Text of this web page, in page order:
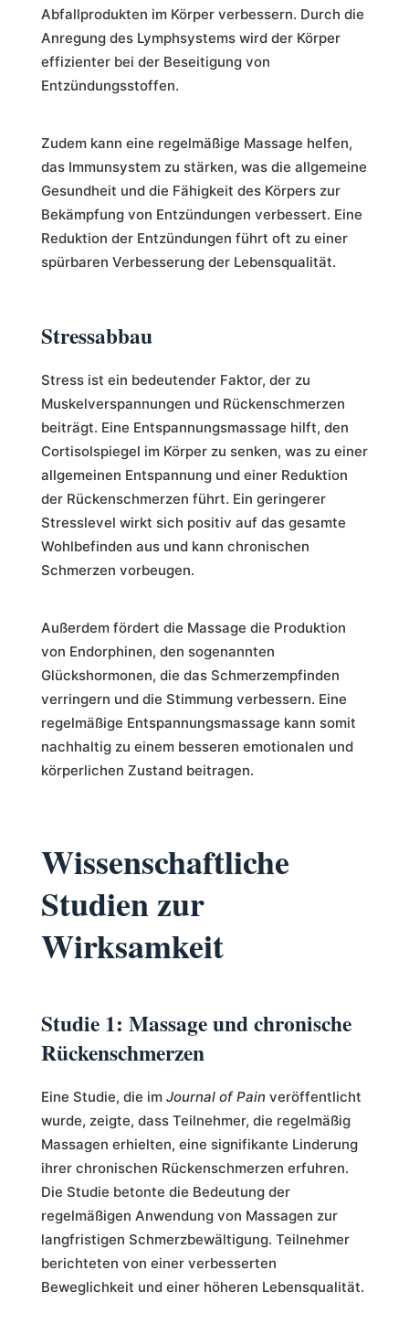
Abfallprodukten im Körper verbessern. Durch die
Anregung des Lymphsystems wird der Körper
effizienter bei der Beseitigung von
Entzündungsstoffen.
Zudem kann eine regelmäßige Massage helfen,
das Immunsystem zu stärken, was die allgemeine
Gesundheit und die Fähigkeit des Körpers zur
Bekämpfung von Entzündungen verbessert. Eine
Reduktion der Entzündungen führt oft zu einer
spürbaren Verbesserung der Lebensqualität.
Stressabbau
Stress ist ein bedeutender Faktor, der zu
Muskelverspannungen und Rückenschmerzen
beiträgt. Eine Entspannungsmassage hilft, den
Cortisolspiegel im Körper zu senken, was zu einer
allgemeinen Entspannung und einer Reduktion
der Rückenschmerzen führt. Ein geringerer
Stresslevel wirkt sich positiv auf das gesamte
Wohlbefinden aus und kann chronischen
Schmerzen vorbeugen.
Außerdem fördert die Massage die Produktion
von Endorphinen, den sogenannten
Glückshormonen, die das Schmerzempfinden
verringern und die Stimmung verbessern. Eine
regelmäßige Entspannungsmassage kann somit
nachhaltig zu einem besseren emotionalen und
körperlichen Zustand beitragen.
Wissenschaftliche
Studien zur
Wirksamkeit
Studie 1: Massage und chronische
Rückenschmerzen
Eine Studie, die im Journal of Pain veröffentlicht
wurde, zeigte, dass Teilnehmer, die regelmäßig
Massagen erhielten, eine signifikante Linderung
ihrer chronischen Rückenschmerzen erfuhren.
Die Studie betonte die Bedeutung der
regelmäßigen Anwendung von Massagen zur
langfristigen Schmerzbewältigung. Teilnehmer
berichteten von einer verbesserten
Beweglichkeit und einer höheren Lebensqualität.